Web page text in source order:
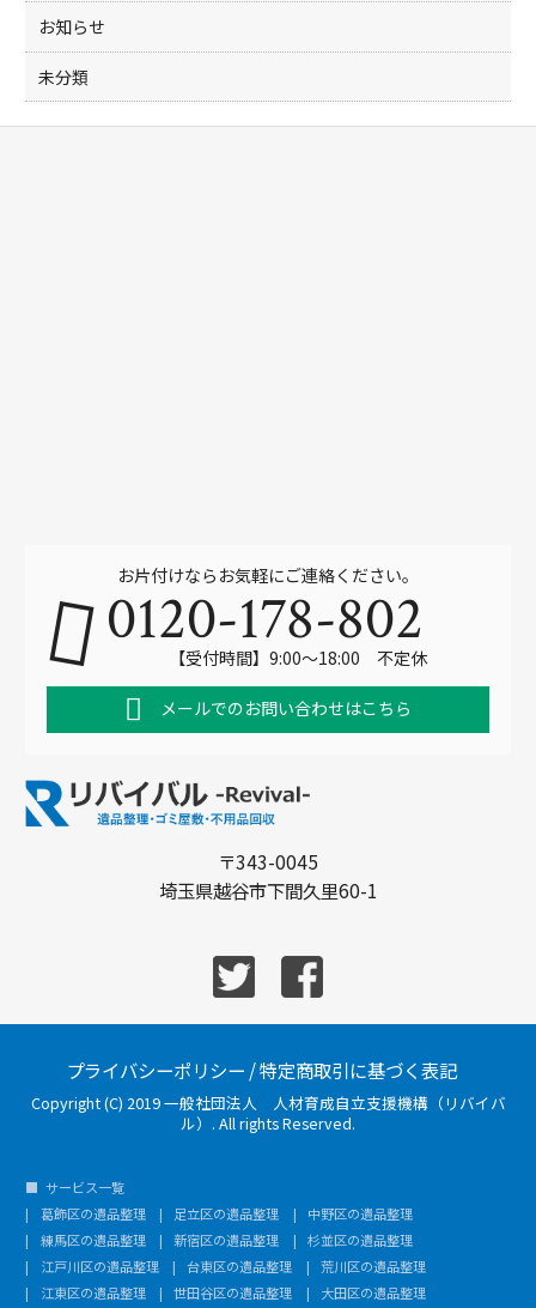
お知らせ
未分類
〒343-0045
埼玉県越谷市下間久里60-1
お片付けならお気軽にご連絡ください。
0120-178-802
【受付時間】9:00～18:00 不定休
メールでのお問い合わせはこちら
プライバシーポリシー /特定商取引に基づく表記
Copyright (C) 2019 一般社団法人 人材育成自立支援機構（リバイバ
ル）. All rights Reserved.
サービス一覧
葛飾区の遺品整理
足立区の遺品整理
中野区の遺品整理
練馬区の遺品整理
新宿区の遺品整理
杉並区の遺品整理
江戸川区の遺品整理
台東区の遺品整理
荒川区の遺品整理
江東区の遺品整理
世田谷区の遺品整理
大田区の遺品整理